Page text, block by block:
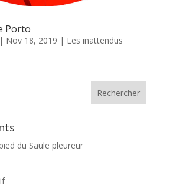
Porto
Nov 18, 2019 | Les inattendus
du Saule pleureur